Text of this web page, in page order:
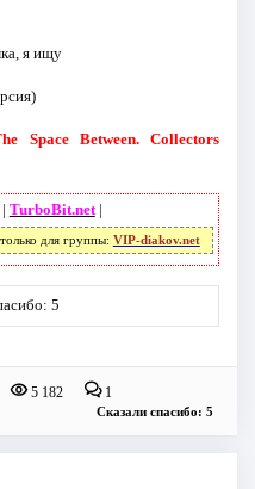
я ищу
Space Between. Collectors
TurboBit.net|
для группы: VIP-diakov.net
5
5 182 1
Сказали спасибо: 5